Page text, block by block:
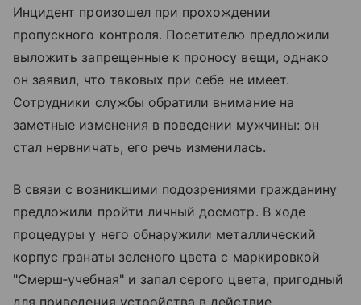
Инцидент произошел при прохождении
пропускного контроля. Посетителю предложили
выложить запрещенные к проносу вещи, однако
он заявил, что таковых при себе не имеет.
Сотрудники службы обратили внимание на
заметные изменения в поведении мужчины: он
стал нервничать, его речь изменилась.
В связи с возникшими подозрениями гражданину
предложили пройти личный досмотр. В ходе
процедуры у него обнаружили металлический
корпус гранаты зеленого цвета с маркировкой
"Смерш‑учебная" и запал серого цвета, пригодный